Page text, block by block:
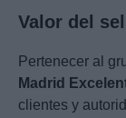
Valor del
Pertenecer al
Madrid
clientes y